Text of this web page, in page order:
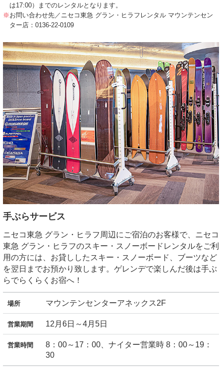
は17:00）までのレンタルとなります。
お問い合わせ先／ニセコ東急 グラン・ヒラフレンタル マウンテンセン
ター店：0136-22-0109
手ぶらサービス
ニセコ東急 グラン・ヒラフ周辺にご宿泊のお客様で、ニセコ
東急 グラン・ヒラフのスキー・スノーボードレンタルをご利
用の方には、お貸ししたスキー・スノーボード、ブーツなど
を翌日までお預かり致します。ゲレンデで楽しんだ後は手ぶ
らでらくらくお宿へ！
場所 マウンテンセンターアネックス2F
営業期間 12月6日～4月5日
営業時間
8：00～17：00、ナイター営業時 8：00～19：
30